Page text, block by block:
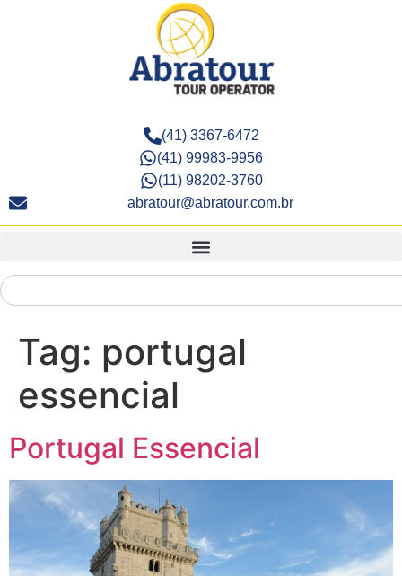
(41) 3367-6472
(41) 99983-9956
(11) 98202-3760
abratour@abratour.com.br
Tag: portugal
essencial
Portugal Essencial